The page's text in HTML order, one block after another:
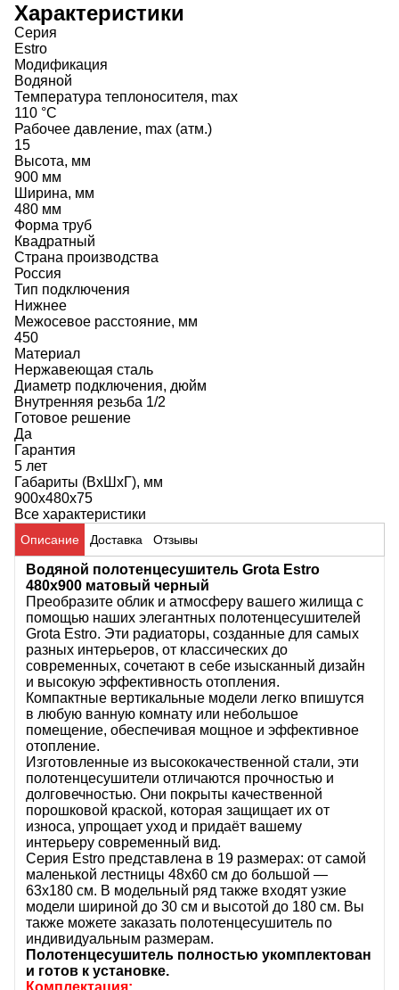
Характеристики
Серия
Estro
Модификация
Водяной
Температура теплоносителя, max
110 °C
Рабочее давление, max (атм.)
15
Высота, мм
900 мм
Ширина, мм
480 мм
Форма труб
Квадратный
Страна производства
Россия
Тип подключения
Нижнее
Межосевое расстояние, мм
450
Материал
Нержавеющая сталь
Диаметр подключения, дюйм
Внутренняя резьба 1/2
Готовое решение
Да
Гарантия
5 лет
Габариты (ВхШхГ), мм
900х480х75
Все характеристики
Описание Доставка Отзывы
Водяной полотенцесушитель Grota Estro
480x900 матовый черный
Преобразите облик и атмосферу вашего жилища с
помощью наших элегантных полотенцесушителей
Grota Estro. Эти радиаторы, созданные для самых
разных интерьеров, от классических до
современных, сочетают в себе изысканный дизайн
и высокую эффективность отопления.
Компактные вертикальные модели легко впишутся
в любую ванную комнату или небольшое
помещение, обеспечивая мощное и эффективное
отопление.
Изготовленные из высококачественной стали, эти
полотенцесушители отличаются прочностью и
долговечностью. Они покрыты качественной
порошковой краской, которая защищает их от
износа, упрощает уход и придаёт вашему
интерьеру современный вид.
Серия Estro представлена в 19 размерах: от самой
маленькой лестницы 48х60 см до большой —
63х180 см. В модельный ряд также входят узкие
модели шириной до 30 см и высотой до 180 см. Вы
также можете заказать полотенцесушитель по
индивидуальным размерам.
Полотенцесушитель полностью укомплектован
и готов к установке.
Комплектация: